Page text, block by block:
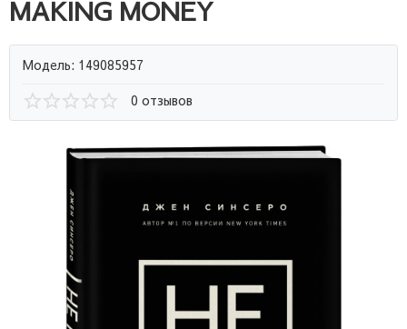
MAKING MONEY
Модель: 149085957
0 отзывов